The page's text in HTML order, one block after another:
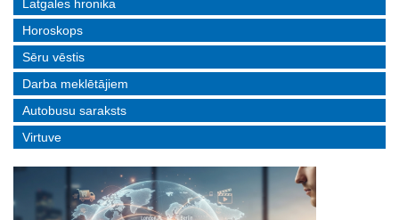
Latgales hronika
Horoskops
Sēru vēstis
Darba meklētājiem
Autobusu saraksts
Virtuve